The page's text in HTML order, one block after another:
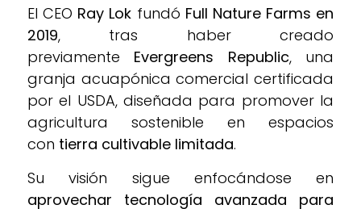
El CEO Ray Lok fundó Full Nature Farms en
2019, tras haber creado
previamente Evergreens Republic, una
granja acuapónica comercial certificada
por el USDA, diseñada para promover la
agricultura sostenible en espacios
con tierra cultivable limitada.
Su visión sigue enfocándose en
aprovechar tecnología avanzada para